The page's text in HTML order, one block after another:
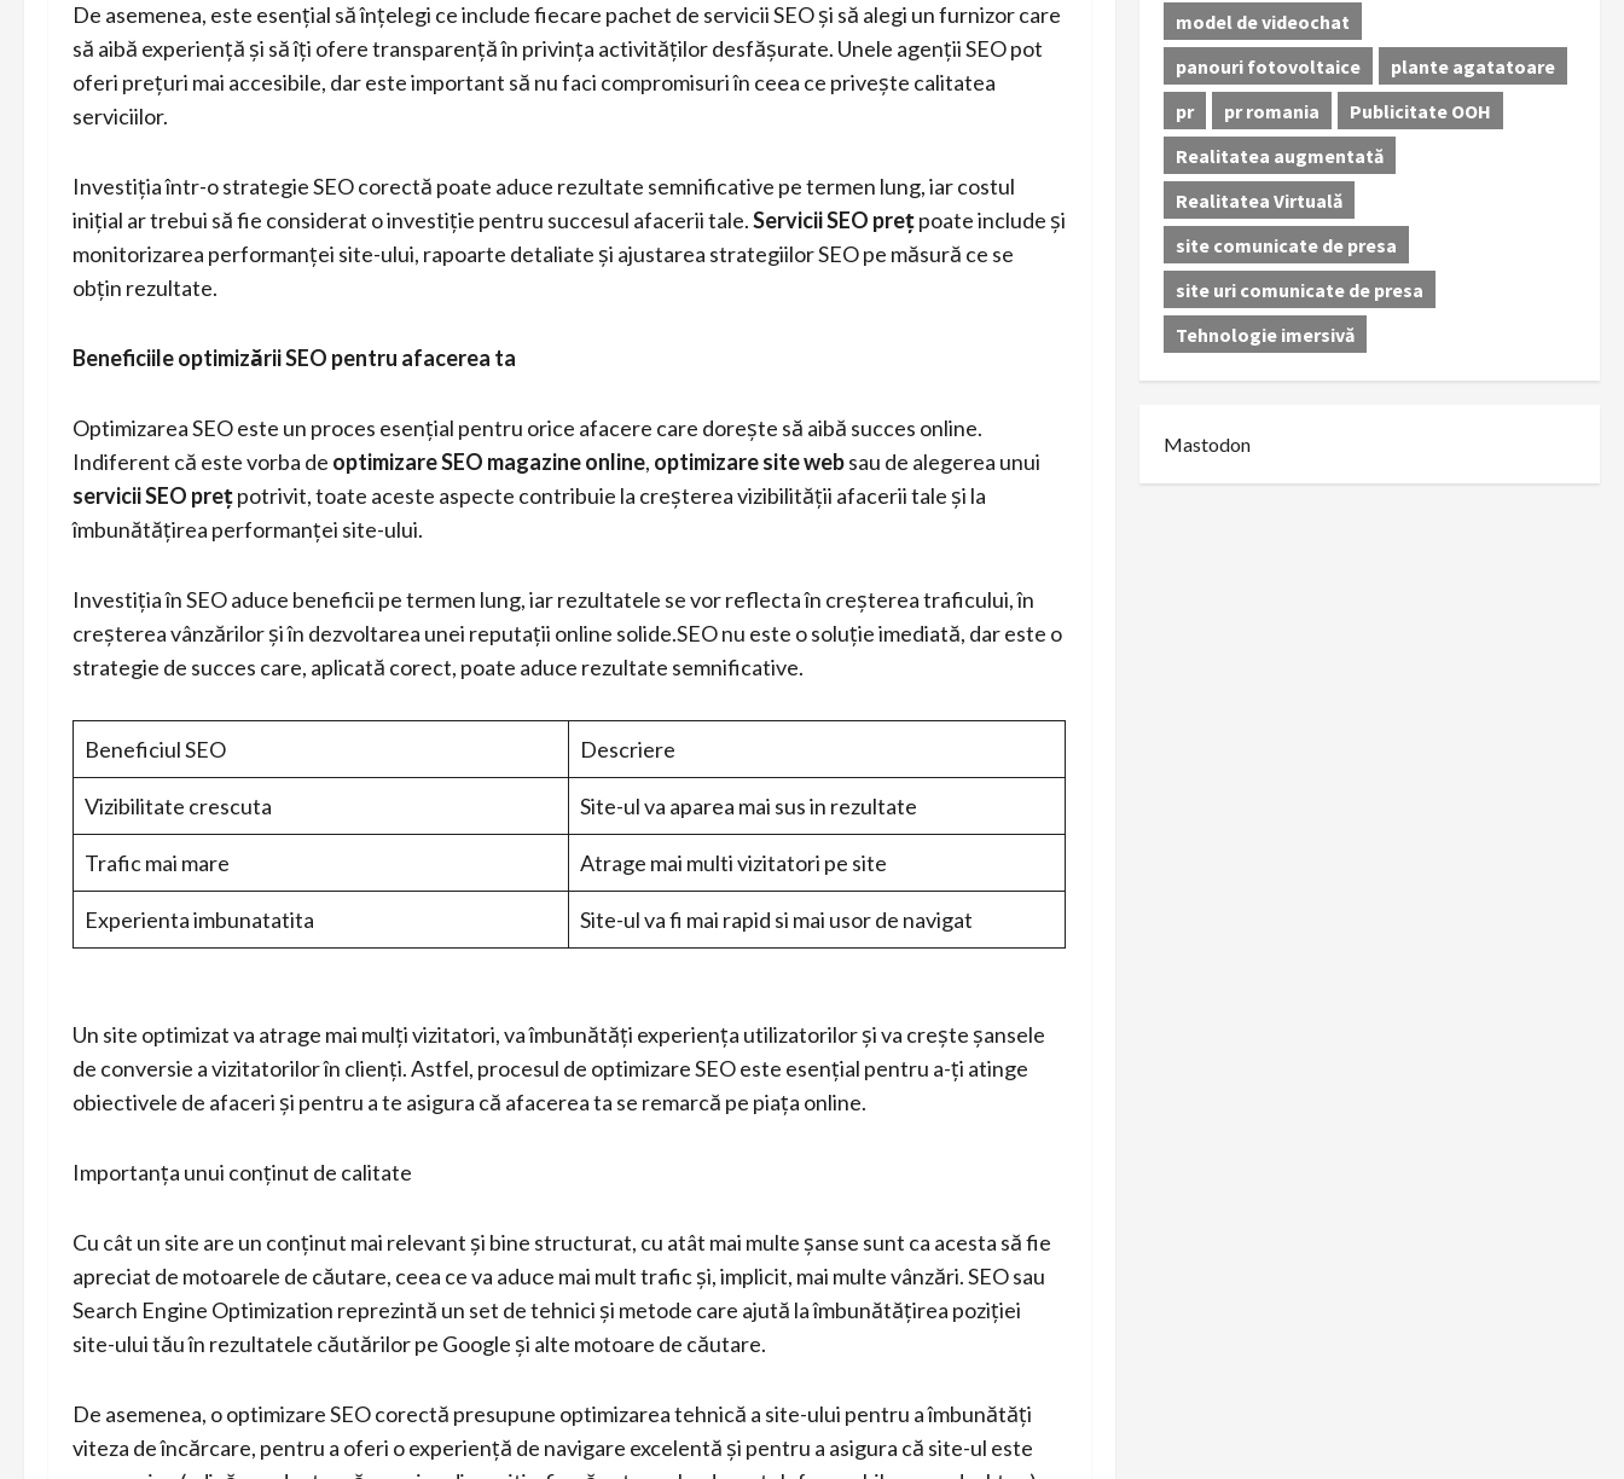
De asemenea, este esențial să înțelegi ce include fiecare pachet de servicii SEO și să alegi un furnizor care
să aibă experiență și să îți ofere transparență în privința activităților desfășurate. Unele agenții SEO pot
oferi prețuri mai accesibile, dar este important să nu faci compromisuri în ceea ce privește calitatea
serviciilor.
Investiția într-o strategie SEO corectă poate aduce rezultate semnificative pe termen lung, iar costul
inițial ar trebui să fie considerat o investiție pentru succesul afacerii tale.Servicii SEO prețpoate include și
monitorizarea performanței site-ului, rapoarte detaliate și ajustarea strategiilor SEO pe măsură ce se
obțin rezultate.
Beneficiile optimizării SEO pentru afacerea ta
Optimizarea SEO este un proces esențial pentru orice afacere care dorește să aibă succes online.
Indiferent că este vorba de optimizare SEO magazine online, optimizare site websau de alegerea unui
servicii SEO prețpotrivit, toate aceste aspecte contribuie la creșterea vizibilității afacerii tale și la
îmbunătățirea performanței site-ului.
Investiția în SEO aduce beneficii pe termen lung, iar rezultatele se vor reflecta în creșterea traficului, în
creșterea vânzărilor și în dezvoltarea unei reputații online solide.SEO nu este o soluție imediată, dar este o
strategie de succes care, aplicată corect, poate aduce rezultate semnificative.
Beneficiul SEO Descriere
Vizibilitate crescuta Site-ul va aparea mai sus in rezultate
Trafic mai mare Atrage mai multi vizitatori pe site
Experienta imbunatatita Site-ul va fi mai rapid si mai usor de navigat
Un site optimizat va atrage mai mulți vizitatori, va îmbunătăți experiența utilizatorilor și va crește șansele
de conversie a vizitatorilor în clienți. Astfel, procesul de optimizare SEO este esențial pentru a-ți atinge
obiectivele de afaceri și pentru a te asigura că afacerea ta se remarcă pe piața online.
Importanța unui conținut de calitate
Cu cât un site are un conținut mai relevant și bine structurat, cu atât mai multe șanse sunt ca acesta să fie
apreciat de motoarele de căutare, ceea ce va aduce mai mult trafic și, implicit, mai multe vânzări. SEO sau
Search Engine Optimization reprezintă un set de tehnici și metode care ajută la îmbunătățirea poziției
site-ului tău în rezultatele căutărilor pe Google și alte motoare de căutare.
De asemenea, o optimizare SEO corectă presupune optimizarea tehnică a site-ului pentru a îmbunătăți
viteza de încărcare, pentru a oferi o experiență de navigare excelentă și pentru a asigura că site-ul este
model de videochat
panouri fotovoltaice
plante agatatoare
pr
pr romania
Publicitate OOH
Realitatea augmentată
Realitatea Virtuală
site comunicate de presa
site uri comunicate de presa
Tehnologie imersivă
Mastodon